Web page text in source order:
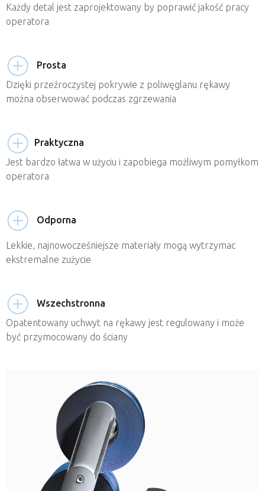
Każdy detal jest zaprojektowany by poprawić jakość pracy
operatora
Prosta
Dzięki przeźroczystej pokrywie z poliwęglanu rękawy
można obserwować podczas zgrzewania
Praktyczna
Jest bardzo łatwa w użyciu i zapobiega możliwym pomyłkom
operatora
Odporna
Lekkie, najnowocześniejsze materiały mogą wytrzymac
ekstremalne zużycie
Wszechstronna
Opatentowany uchwyt na rękawy jest regulowany i może
być przymocowany do ściany